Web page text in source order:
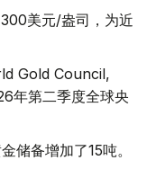
美元/盎司，为近
Gold Council,
年第二季度全球央
储备增加了15吨。